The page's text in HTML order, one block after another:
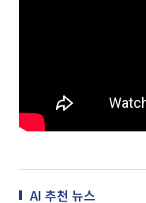
AI 추천 뉴스